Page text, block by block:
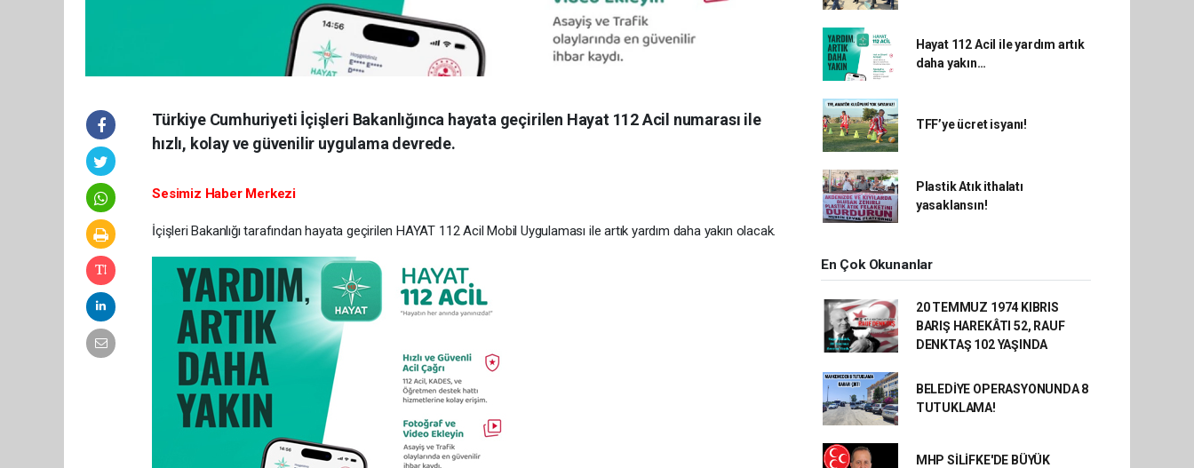
Türkiye Cumhuriyeti İçişleri Bakanlığınca hayata geçirilen Hayat 112 Acil numarası ile
hızlı, kolay ve güvenilir uygulama devrede.
Sesimiz Haber Merkezi
İçişleri Bakanlığı tarafından hayata geçirilen HAYAT 112 Acil Mobil Uygulaması ile artık yardım daha yakın olacak.
Hayat 112 Acil ile yardım artık
daha yakın…
TFF’ye ücret isyanı!
Plastik Atık ithalatı
yasaklansın!
En Çok Okunanlar
20 TEMMUZ 1974 KIBRIS
BARIŞ HAREKÂTI 52, RAUF
DENKTAŞ 102 YAŞINDA
BELEDİYE OPERASYONUNDA 8
TUTUKLAMA!
MHP SİLİFKE'DE BÜYÜK